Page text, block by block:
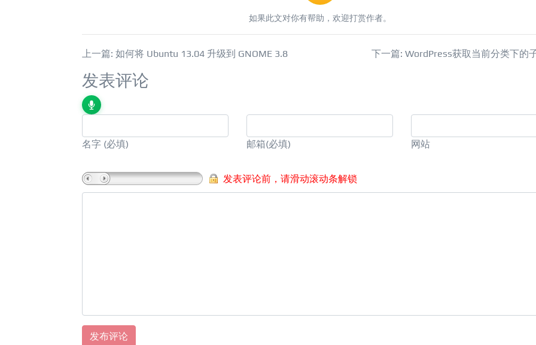
如果此文对你有帮助，欢迎打赏作者。
上一篇: 如何将 Ubuntu 13.04 升级到 GNOME 3.8 下一篇: WordPress获取当前分类下的
发表评论
名字 (必填) 邮箱(必填) 网站
发表评论前，请滑动滚动条解锁